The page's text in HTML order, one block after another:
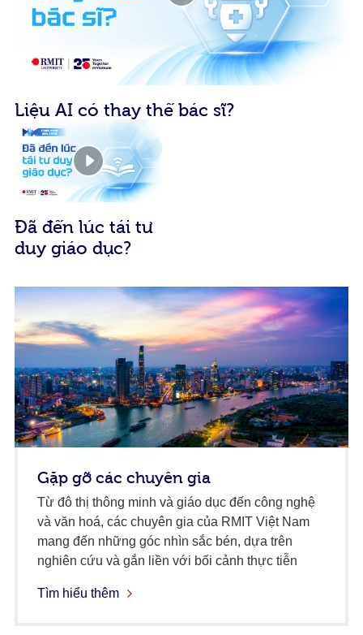
Liệu AI có thay thế bác sĩ?
Đã đến lúc tái tư
duy giáo dục?
Gặp gỡ các chuyên gia
Từ đô thị thông minh và giáo dục đến công nghệ
và văn hoá, các chuyên gia của RMIT Việt Nam
mang đến những góc nhìn sắc bén, dựa trên
nghiên cứu và gắn liền với bối cảnh thực tiễn
Tìm hiểu thêm